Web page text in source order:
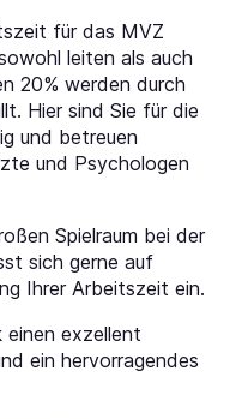
für das MVZ
leiten als auch
20% werden durch
Hier sind Sie für die
und betreuen
und Psychologen
Spielraum bei der
sich gerne auf
Ihrer Arbeitszeit ein.
einen exzellent
ein hervorragendes